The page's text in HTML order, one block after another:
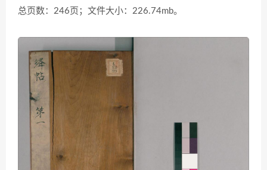
总页数：246页；文件大小：226.74mb。